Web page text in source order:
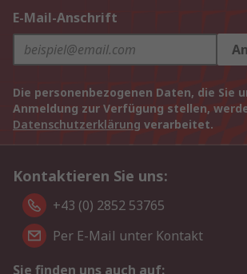
E-Mail-Anschrift
Die personenbezogenen Daten, die Sie
Anmeldung zur Verfügung stellen,
Datenschutzerklärung verarbeitet.
Kontaktieren Sie uns:
+43 (0) 2852 53765
Per E-Mail unter Kontakt
Sie finden uns auch auf: